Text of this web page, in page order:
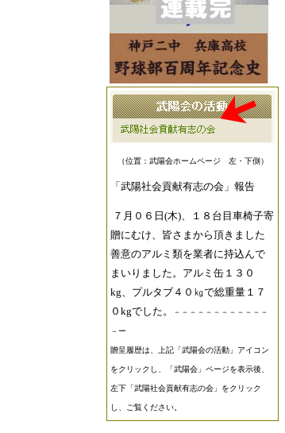
（位置：武陽会ホームページ 左・下側）
「武陽社会貢献有志の会」報告
７月０６日 (木)、１８台目車椅子寄
贈にむけ、皆さまから頂きました
善意のアルミ類を業者に持込んで
まいりました。アルミ缶１３０
kg、プルタブ４０㎏で総重量１７
０ kgでした。 －－－－－－－－－－－－
－ー
贈呈履歴は、上記「武陽会の活動」アイコン
をクリックし、「武陽会」ページを表示後、
左下「武陽社会貢献有志の会」をクリック
し、ご覧ください。